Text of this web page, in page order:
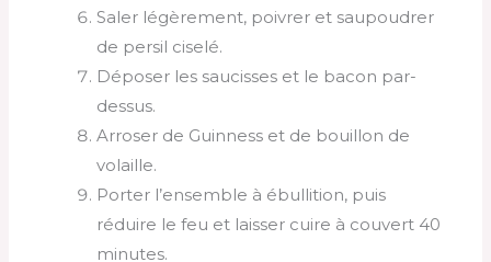
Saler légèrement, poivrer et saupoudrer
de persil ciselé.
Déposer les saucisses et le bacon par-
dessus.
Arroser de Guinness et de bouillon de
volaille.
Porter l’ensemble à ébullition, puis
réduire le feu et laisser cuire à couvert 40
minutes.